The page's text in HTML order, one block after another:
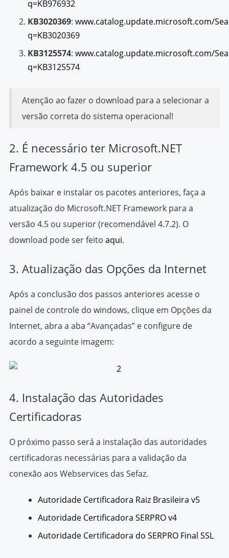
q=KB976932
KB3020369: www.catalog.update.microsoft.com/
q=KB3020369
KB3125574: www.catalog.update.microsoft.com/
q=KB3125574
Atenção ao fazer o download para a selecionar a
versão correta do sistema operacional!
2. É necessário ter Microsoft.NET
Framework 4.5 ou superior
Após baixar e instalar os pacotes anteriores, faça a
atualização do Microsoft.NET Framework para a
versão 4.5 ou superior (recomendável 4.7.2). O
download pode ser feito aqui.
3. Atualização das Opções da Internet
Após a conclusão dos passos anteriores acesse o
painel de controle do windows, clique em Opções da
Internet, abra a aba “Avançadas” e configure de
acordo a seguinte imagem:
4. Instalação das Autoridades
Certificadoras
O próximo passo será a instalação das autoridades
certificadoras necessárias para a validação da
conexão aos Webservices das Sefaz.
Autoridade Certificadora Raiz Brasileira v5
Autoridade Certificadora SERPRO v4
Autoridade Certificadora do SERPRO Final SSL